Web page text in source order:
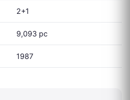
2+1
9,093 pc
1987